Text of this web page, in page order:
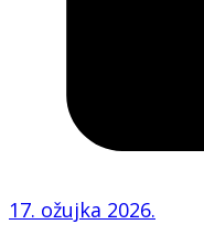
17. ožujka 2026.